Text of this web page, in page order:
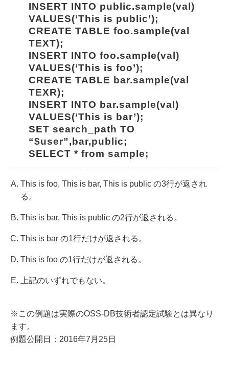
INSERT INTO public.sample(val)
VALUES(‘This is public’);
CREATE TABLE foo.sample(val
TEXT);
INSERT INTO foo.sample(val)
VALUES(‘This is foo’);
CREATE TABLE bar.sample(val
TEXR);
INSERT INTO bar.sample(val)
VALUES(‘This is bar’);
SET search_path TO
“$user”,bar,public;
SELECT * from sample;
This is foo, This is bar, This is public の3行が返され
る。
This is bar, This is public の2行が返される。
This is bar の1行だけが返される。
This is foo の1行だけが返される。
上記のいずれでもない。
※この例題は実際のOSS-DB技術者認定試験とは異なり
ます。
例題公開日：2016年7月25日